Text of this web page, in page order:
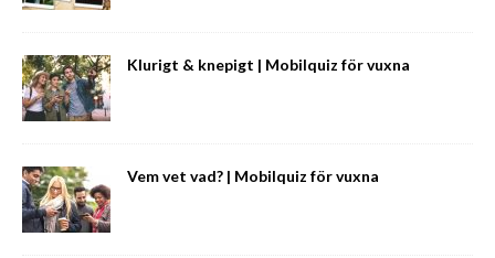
Klurigt & knepigt | Mobilquiz för vuxna
Vem vet vad? | Mobilquiz för vuxna